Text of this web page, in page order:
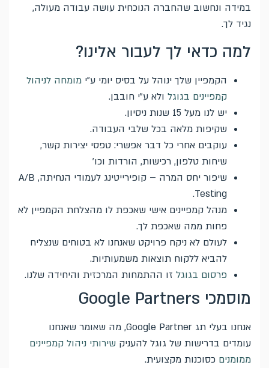
במידה ונחשוב שהחברה הנוכחית עושה עבודה מעולה,
נגיד לך.
למה כדאי לך לעבור אלינו?
הקמפיין שלך ינוהל על בסיס יומי ע"י מומחה לניהול
קמפיינים בגוגל ולא ע"י חובבן.
יש לנו מעל 15 שנות ניסיון.
שקיפות מלאה בכל שלבי העבודה.
עוקבים אחרי כל דבר אפשרי: טפסי יצירות קשר,
שיחות טלפון, רכישות, הורדות וכו'
שיפור יחס המרה – קופירייטינג לעמודי הנחיתה, A/B
Testing.
מנהל קמפיינים אישי שאכפת לו מהצלחת הקמפיין לא
פחות ממה שאכפת לך.
לעולם לא ניקח פרויקט שאנחנו לא בטוחים שנצליח
להביא ללקוח תוצאות משמעותיות.
פרסום בגוגל זו ההתמחות המרכזית והיחידה שלנו.
מוסמכי Google Partners
אנחנו בעלי תג Google Partner, מה שאומר שאנחנו
עומדים בדרישות של גוגל להעניק שירותי ניהול קמפיינים
ממומנים כסוכנות מקצועית.